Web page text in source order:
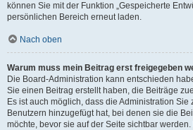
können Sie mit der Funktion „Gespeicherte
persönlichen Bereich erneut laden.
Nach oben
Warum muss mein Beitrag erst freigegeben
Die Board-Administration kann entschieden
Sie einen Beitrag erstellt haben, die Beiträge
Es ist auch möglich, dass die Administration Sie
Benutzern hinzugefügt hat, bei denen sie die
möchte, bevor sie auf der Seite sichtbar